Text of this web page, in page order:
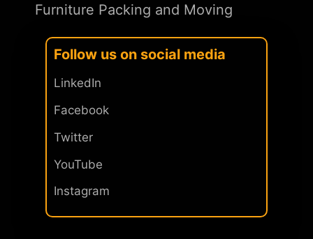
Furniture Packing and Moving
Follow us on social media
LinkedIn
Facebook
Twitter
YouTube
Instagram